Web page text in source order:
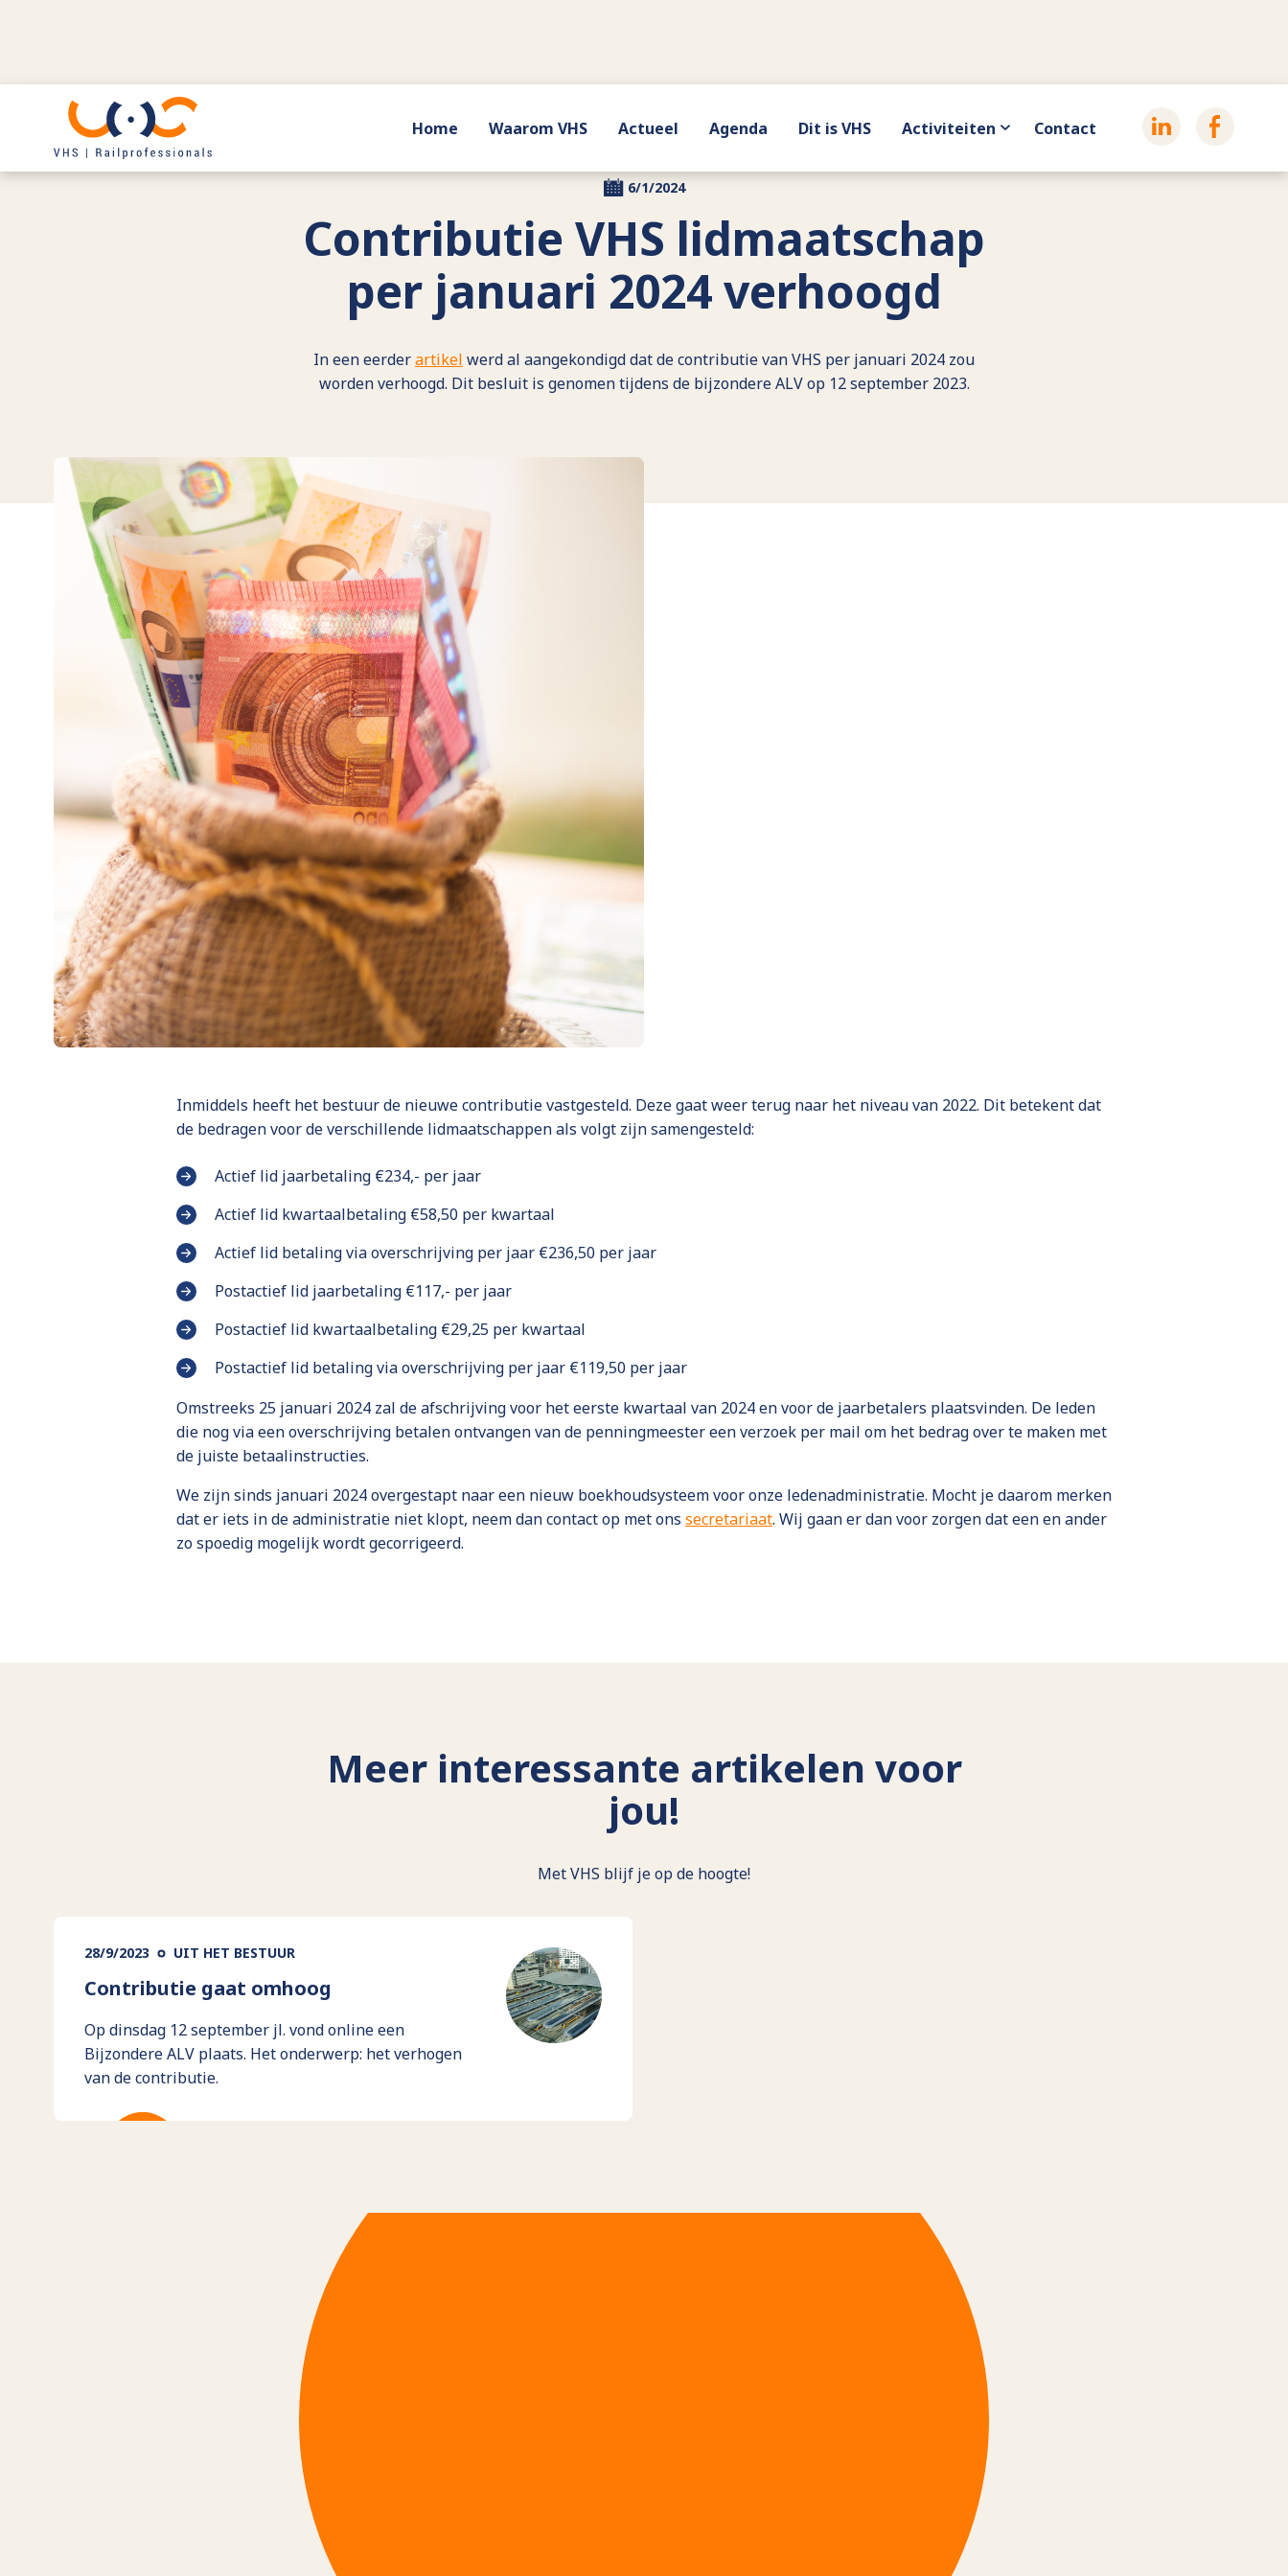
Home Waarom VHS Actueel Agenda Dit is VHS Activiteiten Contact
Terug naar actueel
6/1/2024
Contributie VHS lidmaatschap
per januari 2024 verhoogd
In een eerderartikel werd al aangekondigd dat de contributie van VHS per januari 2024 zou
worden verhoogd. Dit besluit is genomen tijdens de bijzondere ALV op 12 september 2023.
Inmiddels heeft het bestuur de nieuwe contributie vastgesteld. Deze gaat weer terug naar het niveau van 2022. Dit betekent dat
de bedragen voor de verschillende lidmaatschappen als volgt zijn samengesteld:
Actief lid jaarbetaling €234,- per jaar
Actief lid kwartaalbetaling €58,50 per kwartaal
Actief lid betaling via overschrijving per jaar €236,50 per jaar
Postactief lid jaarbetaling €117,- per jaar
Postactief lid kwartaalbetaling €29,25 per kwartaal
Postactief lid betaling via overschrijving per jaar €119,50 per jaar
Omstreeks 25 januari 2024 zal de afschrijving voor het eerste kwartaal van 2024 en voor de jaarbetalers plaatsvinden. De leden
die nog via een overschrijving betalen ontvangen van de penningmeester een verzoek per mail om het bedrag over te maken met
de juiste betaalinstructies.
We zijn sinds januari 2024 overgestapt naar een nieuw boekhoudsysteem voor onze ledenadministratie. Mocht je daarom merken
dat er iets in de administratie niet klopt, neem dan contact op met ons secretariaat. Wij gaan er dan voor zorgen dat een en ander
zo spoedig mogelijk wordt gecorrigeerd.
Meer interessante artikelen voor
jou!
Met VHS blijf je op de hoogte!
28/9/2023 UIT HET BESTUUR
Contributie gaat omhoog
Op dinsdag 12 september jl. vond online een
Bijzondere ALV plaats. Het onderwerp: het verhogen
van de contributie.